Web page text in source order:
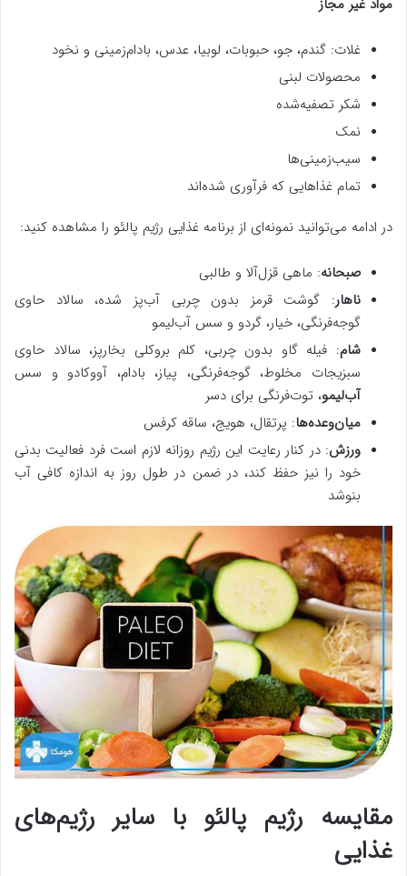
مواد غیر مجاز
غلات: گندم، جو، حبوبات، لوبیا، عدس، بادام‌زمینی و نخود
محصولات لبنی
شکر تصفیه‌شده
نمک
سیب‌زمینی‌ها
تمام غذاهایی که فرآوری شده‌اند
در ادامه می‌توانید نمونه‌ای از برنامه غذایی رژیم پالئو را مشاهده کنید:
صبحانه: ماهی قزل‌آلا و طالبی
ناهار: گوشت قرمز بدون چربی آب‌پز شده، سالاد حاوی
گوجه‌فرنگی، خیار، گردو و سس آب‌لیمو
شام: فیله گاو بدون چربی، کلم بروکلی بخارپز، سالاد حاوی
سبزیجات مخلوط، گوجه‌فرنگی، پیاز، بادام، آووکادو و سس
آب‌لیمو، توت‌فرنگی برای دسر
میان‌وعده‌ها: پرتقال، هویج، ساقه کرفس
ورزش: در کنار رعایت این رژیم روزانه لازم است فرد فعالیت بدنی
خود را نیز حفظ کند، در ضمن در طول روز به اندازه کافی آب
بنوشد
مقایسه رژیم پالئو با سایر رژیم‌های
غذایی